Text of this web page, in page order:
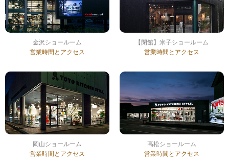
金沢ショールーム
営業時間とアクセス
【閉館】米子ショールーム
営業時間とアクセス
岡山ショールーム
営業時間とアクセス
高松ショールーム
営業時間とアクセス